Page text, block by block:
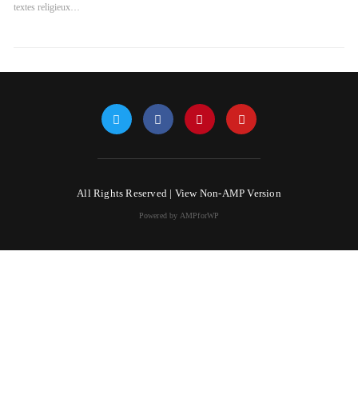
textes religieux…
All Rights Reserved | View Non-AMP Version
Powered by AMPforWP